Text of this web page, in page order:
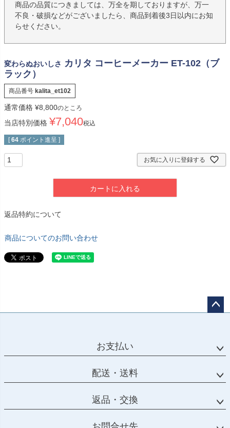
商品の品質につきましては、万全を期しておりますが、万一
不良・破損などがございましたら、商品到着後3日以内にお知
らせください。
変わらぬおいしさ カリタ コーヒーメーカー ET-102（ブ
ラック）
商品番号 kalita_et102
通常価格 ¥8,800のところ
当店特別価格 ¥7,040税込
[ 64 ポイント進呈 ]
お気に入りに登録する
カートに入れる
返品特約について
商品についてのお問い合わせ
お支払い
配送・送料
返品・交換